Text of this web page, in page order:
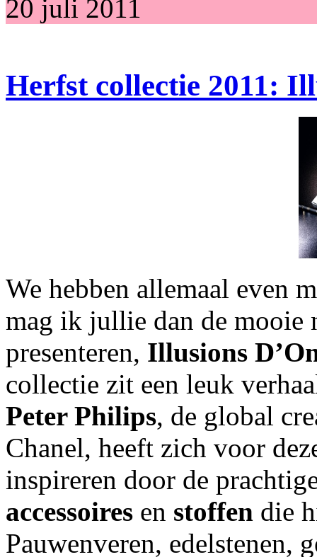
20 juli 2011
Herfst collectie 2011:
We hebben allemaal even
mag ik jullie dan de mooie
presenteren, Illusions
collectie zit een leuk
Peter Philips, de global
Chanel, heeft zich voor
inspireren door de
accessoires en stoffen die
Pauwenveren, edelstenen,